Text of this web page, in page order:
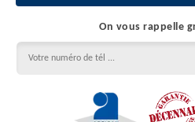
On vous rappelle